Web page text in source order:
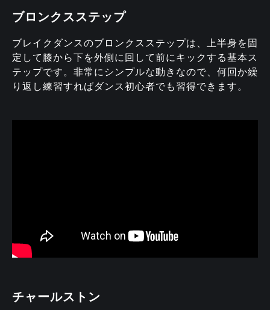
ブロンクスステップ
ブレイクダンスのブロンクスステップは、上半身を固
定して膝から下を外側に回して前にキックする基本ス
テップです。非常にシンプルな動きなので、何回か繰
り返し練習すればダンス初心者でも習得できます。
チャールストン